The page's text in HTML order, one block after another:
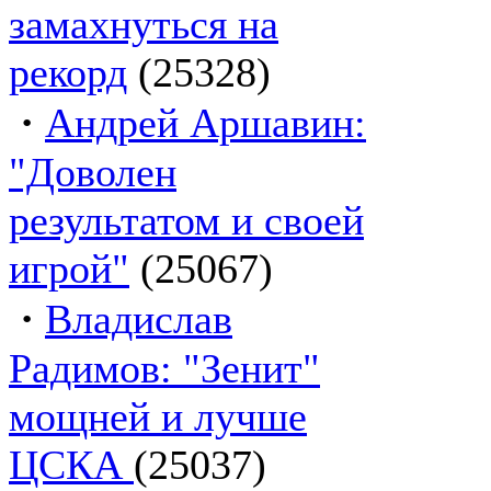
замахнуться на
рекорд (25328)
· Андрей Аршавин:
"Доволен
результатом и своей
игрой" (25067)
· Владислав
Радимов: "Зенит"
мощней и лучше
ЦСКА (25037)